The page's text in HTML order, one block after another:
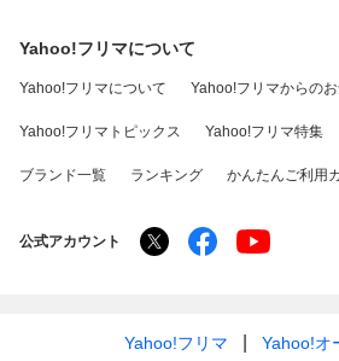
Yahoo!フリマについて
Yahoo!フリマについて Yahoo!フリマからの
Yahoo!フリマトピックス Yahoo!フリマ特集
ブランド一覧 ランキング かんたんご利用
公式アカウント
Yahoo!フリマ Yahoo!オ